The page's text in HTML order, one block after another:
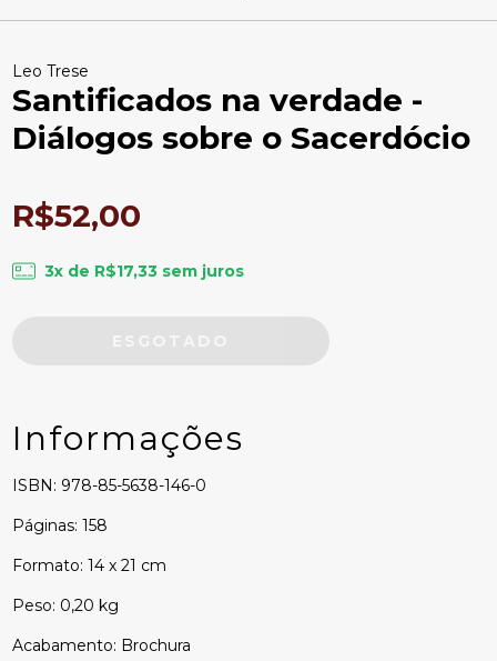
Leo Trese
Santificados na verdade -
Diálogos sobre o Sacerdócio
R$52,00
3x de R$17,33 sem juros
Informações
ISBN: 978-85-5638-146-0
Páginas: 158
Formato: 14 x 21 cm
Peso: 0,20 kg
Acabamento: Brochura